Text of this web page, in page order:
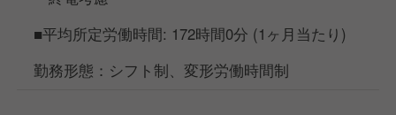
■平均所定労働時間: 172時間0分 (1ヶ月当たり)
勤務形態：シフト制、変形労働時間制